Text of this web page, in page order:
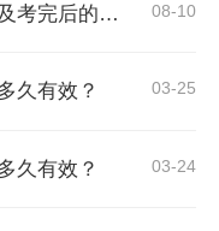
华为HCIA证书有效期、年审规则及考完后的权益须知 08-10
久有效？ 03-25
久有效？ 03-24